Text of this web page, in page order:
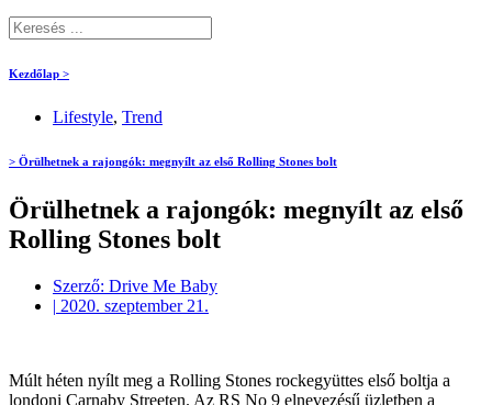
Kezdőlap >
Lifestyle, Trend
> Örülhetnek a rajongók: megnyílt az első Rolling Stones bolt
Örülhetnek a rajongók: megnyílt az első
Rolling Stones bolt
Szerző: Drive Me Baby
| 2020. szeptember 21.
Múlt héten nyílt meg a Rolling Stones rockegyüttes első boltja a
londoni Carnaby Streeten. Az RS No 9 elnevezésű üzletben a